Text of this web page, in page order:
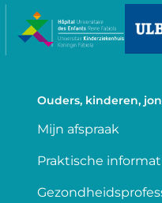
Ouders, kinderen,
Mijn afspraak
Praktische